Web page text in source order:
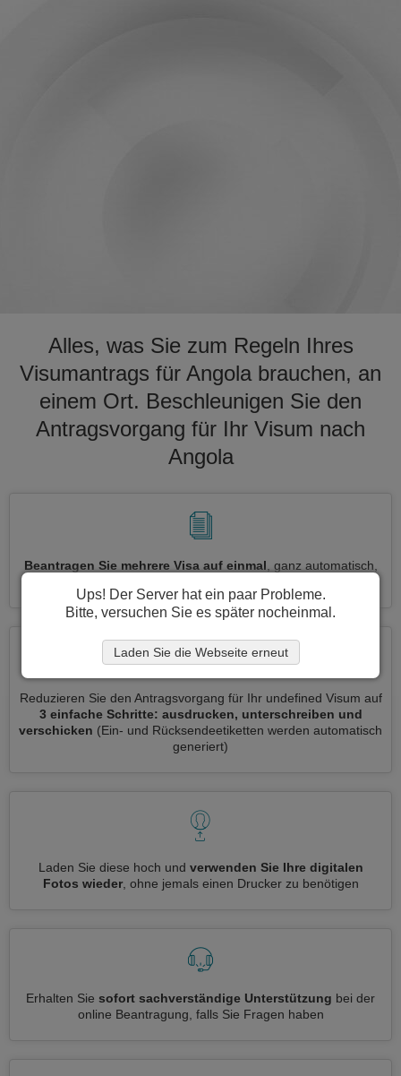
Alles, was Sie zum Regeln Ihres
Visumantrags für Angola brauchen, an
einem Ort. Beschleunigen Sie den
Antragsvorgang für Ihr Visum nach
Angola
Beantragen Sie mehrere Visa auf einmal , ganz automatisch,
Reduzieren Sie den Antragsvorgang für Ihr undefined Visum auf
3 einfache Schritte: ausdrucken, unterschreiben und
verschicken (Ein- und Rücksendeetiketten werden automatisch
generiert)
Laden Sie diese hoch und verwenden Sie Ihre digitalen
Fotos wieder, ohne jemals einen Drucker zu benötigen
Erhalten Sie sofort sachverständige Unterstützung bei der
online Beantragung, falls Sie Fragen haben
Ups! Der Server hat ein paar Probleme.
Bitte, versuchen Sie es später nocheinmal.
Laden Sie die Webseite erneut